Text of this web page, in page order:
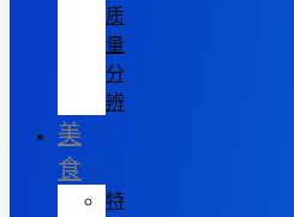
质
量
分
辨
美
食
特